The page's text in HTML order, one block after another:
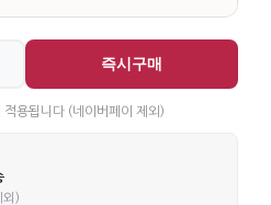
즉시구매
용됩니다 (네이버페이 제외)
외)